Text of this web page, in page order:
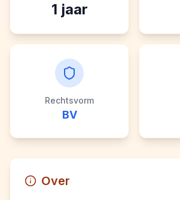
1 jaar
Rechtsvorm
BV
Over